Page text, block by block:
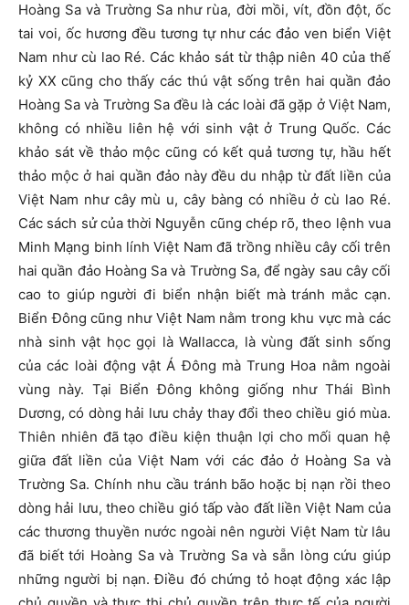
Hoàng Sa và Trường Sa như rùa, đời mồi, vít, đồn đột, ốc
tai voi, ốc hương đều tương tự như các đảo ven biển Việt
Nam như cù lao Ré. Các khảo sát từ thập niên 40 của thế
kỷ XX cũng cho thấy các thú vật sống trên hai quần đảo
Hoàng Sa và Trường Sa đều là các loài đã gặp ở Việt Nam,
không có nhiều liên hệ với sinh vật ở Trung Quốc. Các
khảo sát về thảo mộc cũng có kết quả tương tự, hầu hết
thảo mộc ở hai quần đảo này đều du nhập từ đất liền của
Việt Nam như cây mù u, cây bàng có nhiều ở cù lao Ré.
Các sách sử của thời Nguyễn cũng chép rõ, theo lệnh vua
Minh Mạng binh lính Việt Nam đã trồng nhiều cây cối trên
hai quần đảo Hoàng Sa và Trường Sa, để ngày sau cây cối
cao to giúp người đi biển nhận biết mà tránh mắc cạn.
Biển Đông cũng như Việt Nam nằm trong khu vực mà các
nhà sinh vật học gọi là Wallacca, là vùng đất sinh sống
của các loài động vật Á Đông mà Trung Hoa nằm ngoài
vùng này. Tại Biển Đông không giống như Thái Bình
Dương, có dòng hải lưu chảy thay đổi theo chiều gió mùa.
Thiên nhiên đã tạo điều kiện thuận lợi cho mối quan hệ
giữa đất liền của Việt Nam với các đảo ở Hoàng Sa và
Trường Sa. Chính nhu cầu tránh bão hoặc bị nạn rồi theo
dòng hải lưu, theo chiều gió tấp vào đất liền Việt Nam của
các thương thuyền nước ngoài nên người Việt Nam từ lâu
đã biết tới Hoàng Sa và Trường Sa và sẵn lòng cứu giúp
những người bị nạn. Điều đó chứng tỏ hoạt động xác lập